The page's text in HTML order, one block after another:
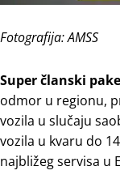
Fotografija: AMSS
Super članski
odmor u regionu,
vozila u slučaju
vozila u kvaru do
najbližeg servisa u